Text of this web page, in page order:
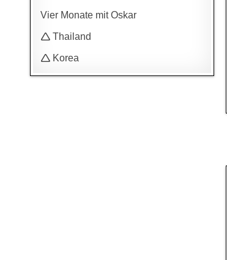
Vier Monate mit Oskar
🛆 Thailand
🛆 Korea